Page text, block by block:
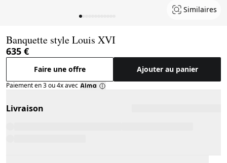
Similaires
Banquette style Louis XVI
635 €
Faire une offre Ajouter au panier
Paiement en 3 ou 4x avec
Livraison